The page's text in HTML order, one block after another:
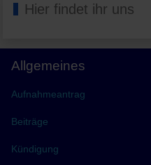
Hier findet ihr uns
Allgemeines
Aufnahmeantrag
Beiträge
Kündigung